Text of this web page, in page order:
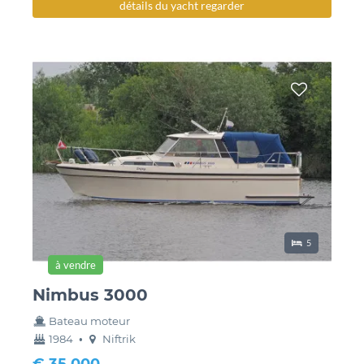
détails du yacht regarder
lieux de
5
Nimbus 3000
à vendre
Bateau moteur
année
construction
1984 • couchette
Niftrik